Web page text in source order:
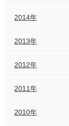
2014年
2013年
2012年
2011年
2010年